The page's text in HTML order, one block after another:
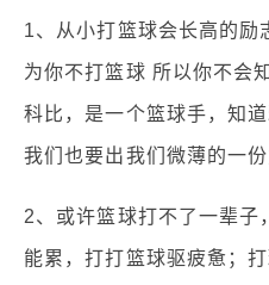
1、从小打篮球会长高的励
为你不打篮球 所以你不会
科比，是一个篮球手，知
我们也要出我们微薄的一
2、或许篮球打不了一辈子
能累，打打篮球驱疲惫；